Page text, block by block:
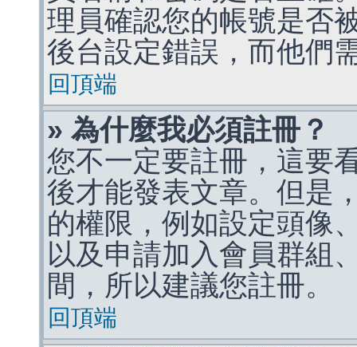
理員確認您的帳號是否
後台設定錯誤，而他們
回頂端
» 為什麼我必須註冊？
您不一定要註冊，這要
後才能發表文章。但是
的權限，例如設定頭像
以及申請加入會員群組
間，所以建議您註冊。
回頂端